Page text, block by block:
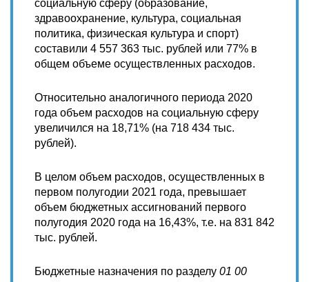
социальную сферу (образование,
здравоохранение, культура, социальная
политика, физическая культура и спорт)
составили 4 557 363 тыс. рублей или 77% в
общем объеме осуществленных расходов.
Относительно аналогичного периода 2020
года объем расходов на социальную сферу
увеличился на 18,71% (на 718 434 тыс.
рублей).
В целом объем расходов, осуществленных в
первом полугодии 2021 года, превышает
объем бюджетных ассигнований первого
полугодия 2020 года на 16,43%, т.е. на 831 842
тыс. рублей.
Бюджетные назначения по разделу 01 00